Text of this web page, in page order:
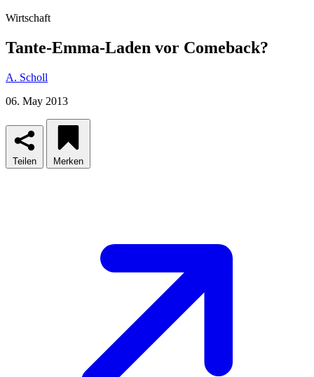
Wirtschaft
Tante-Emma-Laden vor Comeback?
A. Scholl
06. May 2013
Teilen Merken